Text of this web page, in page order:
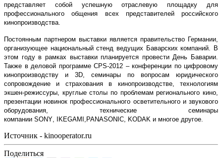
представляет собой успешную отраслевую площадку для
профессионального общения всех представителей российского
кинопроизводства.
Постоянным партнером выставки является правительство Германии,
организующее национальный стенд ведущих Баварских компаний. В
этом году в рамках выставки планируется провести День Баварии.
Также в деловой программе CPS-2012 – конференции по цифровому
кинопроизводству и 3D , семинары по вопросам юридического
сопровождение и страхования в кинопроизводстве, технологиям
экшен-режиссуры, круглые столы по проблемам регионального кино,
презентации новинок профессионального осветительного и звукового
оборудования, технические семинары
компании SONY IKEGAMI PANASONIC KODAK и многое другое.
Источник - kinooperator.ru
Поделиться